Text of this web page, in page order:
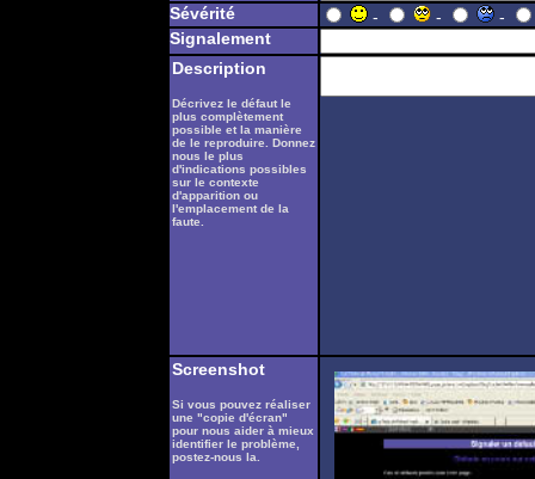
Sévérité
- -
-
Signalement
Description
Décrivez le défaut le
plus complètement
possible et la manière
de le reproduire. Donnez
nous le plus
d'indications possibles
sur le contexte
d'apparition ou
l'emplacement de la
faute.
Screenshot
Si vous pouvez réaliser
une "copie d'écran"
pour nous aider à mieux
identifier le problème,
postez-nous la.